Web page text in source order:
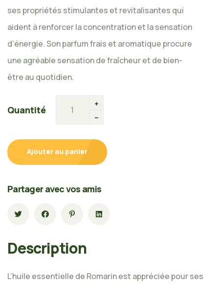
ses propriétés stimulantes et revitalisantes qui
aident à renforcer la concentration et la sensation
d’énergie. Son parfum frais et aromatique procure
une agréable sensation de fraîcheur et de bien-
être au quotidien.
Quantité
Ajouter au panier
Partager avec vos amis
Description
L’huile essentielle de Romarin est appréciée pour ses